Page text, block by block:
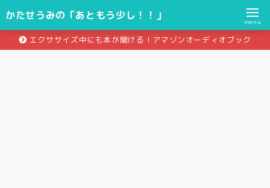
かたせうみの「あともう少し！！」
menu
エクササイズ中にも本が聞ける！アマゾンオーディオブック